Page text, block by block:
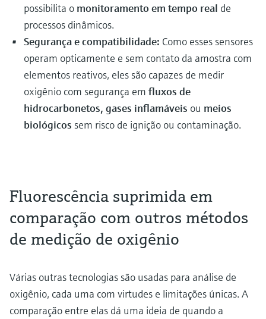
possibilita o monitoramento em tempo real de
processos dinâmicos.
Segurança e compatibilidade: Como esses sensores
operam opticamente e sem contato da amostra com
elementos reativos, eles são capazes de medir
oxigênio com segurança em fluxos de
hidrocarbonetos, gases inflamáveis ou meios
biológicos sem risco de ignição ou contaminação.
Fluorescência suprimida em
comparação com outros métodos
de medição de oxigênio
Várias outras tecnologias são usadas para análise de
oxigênio, cada uma com virtudes e limitações únicas. A
comparação entre elas dá uma ideia de quando a